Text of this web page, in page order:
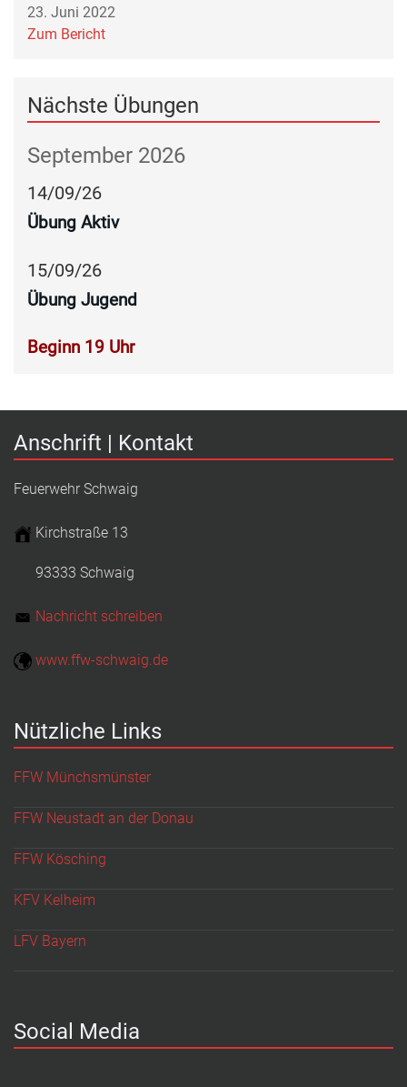
23. Juni 2022
Zum Bericht
Nächste Übungen
September 2026
14/09/26
Übung Aktiv
15/09/26
Übung Jugend
Beginn 19 Uhr
Anschrift | Kontakt
Feuerwehr Schwaig
Kirchstraße 13
93333 Schwaig
Nachricht schreiben
www.ffw-schwaig.de
Nützliche Links
FFW Münchsmünster
FFW Neustadt an der Donau
FFW Kösching
KFV Kelheim
LFV Bayern
Social Media